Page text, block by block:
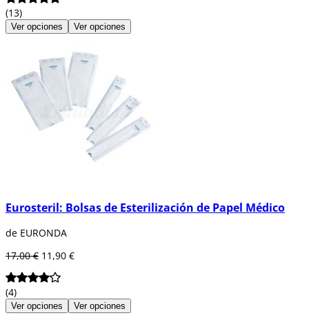
(13)
Ver opciones Ver opciones
Eurosteril: Bolsas de Esterilización de Papel Médico
de EURONDA
17,00 € 11,90 €
(4)
Ver opciones Ver opciones